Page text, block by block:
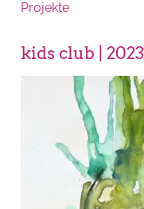
Projekte
kids club | 2023